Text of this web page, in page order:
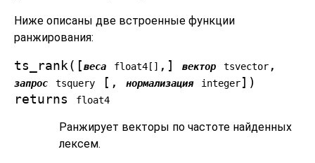
Ниже описаны две встроенные функции
ранжирования:
ts_rank([веса float4[] , ] вектор tsvector ,
запрос tsquery [ , нормализация integer])
returns
float4
Ранжирует векторы по частоте найденных
лексем.